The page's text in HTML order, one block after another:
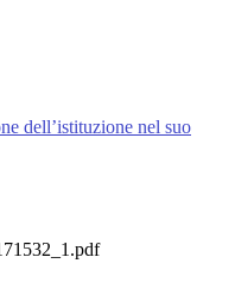
dell’istituzione nel suo